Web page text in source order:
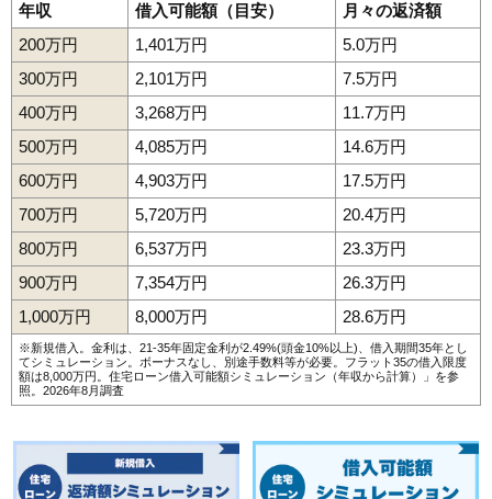
年収
借入可能額（目安）
月々の返済額
200万円
1,401万円
5.0万円
300万円
2,101万円
7.5万円
400万円
3,268万円
11.7万円
500万円
4,085万円
14.6万円
600万円
4,903万円
17.5万円
700万円
5,720万円
20.4万円
800万円
6,537万円
23.3万円
900万円
7,354万円
26.3万円
1,000万円
8,000万円 28.6万円
※新規借入。金利は、21-35年固定金利が2.49%(頭金10%以上)、借入期間35年とし
てシミュレーション。ボーナスなし、別途手数料等が必要。フラット35の借入限度
額は8,000万円。 住宅ローン借入可能額シミュレーション（年収から計算）
」を参
照。2026年8月調査